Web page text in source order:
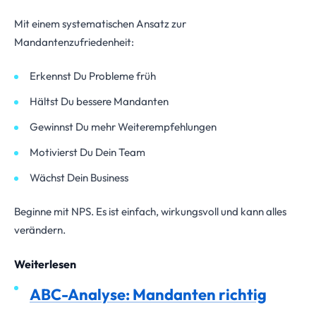
Mit einem systematischen Ansatz zur
Mandantenzufriedenheit:
Erkennst Du Probleme früh
Hältst Du bessere Mandanten
Gewinnst Du mehr Weiterempfehlungen
Motivierst Du Dein Team
Wächst Dein Business
Beginne mit NPS. Es ist einfach, wirkungsvoll und kann alles
verändern.
Weiterlesen
ABC-Analyse: Mandanten richtig